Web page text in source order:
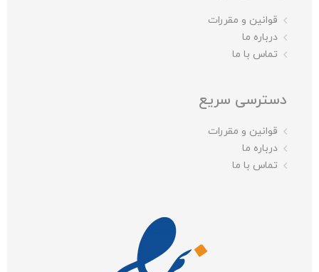
قوانین و مقررات
درباره ما
تماس با ما
دسترسی سریع
قوانین و مقررات
درباره ما
تماس با ما